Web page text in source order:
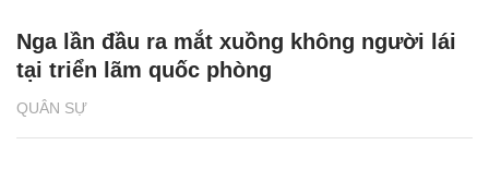
QUÂN SỰ
Nga lần đầu ra mắt xuồng không người lái
tại triển lãm quốc phòng